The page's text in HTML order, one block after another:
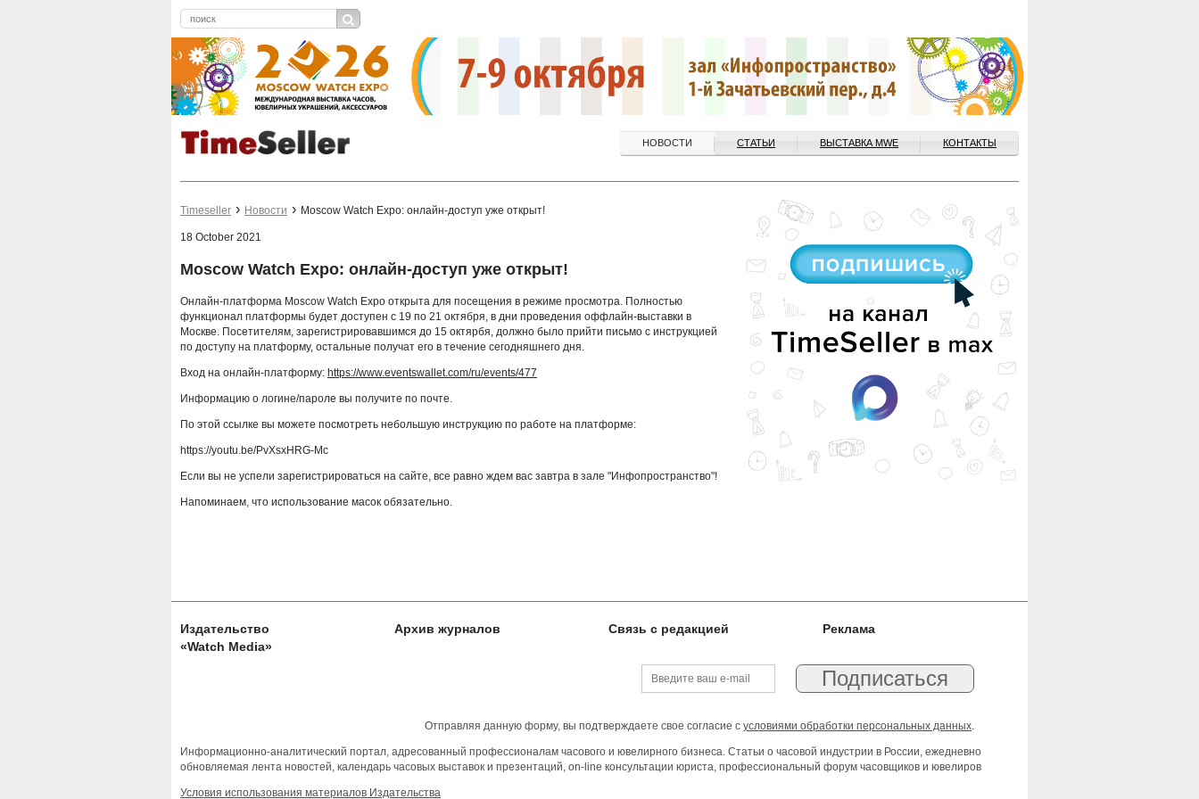
НОВОСТИ СТАТЬИ ВЫСТАВКА MWE КОНТАКТЫ
Timeseller Новости Moscow Watch Expo: онлайн-доступ уже открыт!
18 October 2021
Moscow Watch Expo: онлайн-доступ уже открыт!
Онлайн-платформа Moscow Watch Expo открыта для посещения в режиме просмотра. Полностью
функционал платформы будет доступен с 19 по 21 октября, в дни проведения оффлайн-выставки в
Москве. Посетителям, зарегистрировавшимся до 15 октярбя, должно было прийти письмо с инструкцией
по доступу на платформу, остальные получат его в течение сегодняшнего дня.
Вход на онлайн-платформу: https://www.eventswallet.com/ru/events/477
Информацию о логине/пароле вы получите по почте.
По этой ссылке вы можете посмотреть небольшую инструкцию по работе на платформе:
https://youtu.be/PvXsxHRG-Mc
Если вы не успели зарегистрироваться на сайте, все равно ждем вас завтра в зале "Инфопространство"!
Напоминаем, что использование масок обязательно.
Издательство
«Watch Media»
Архив журналов Связь с редакцией Реклама
Отправляя данную форму, вы подтверждаете свое согласие с условиями обработки персональных данных.
Информационно-аналитический портал, адресованный профессионалам часового и ювелирного бизнеса. Статьи о часовой индустрии в России, ежедневно
обновляемая лента новостей, календарь часовых выставок и презентаций, on-line консультации юриста, профессиональный форум часовщиков и ювелиров
Условия использования материалов Издательства